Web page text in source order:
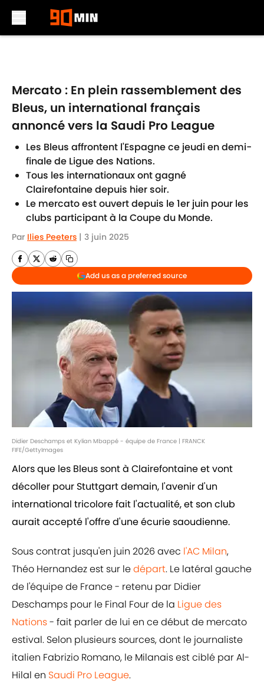
Mercato : En plein rassemblement des
Bleus, un international français
annoncé vers la Saudi Pro League
Les Bleus affrontent l'Espagne ce jeudi en demi-
finale de Ligue des Nations.
Tous les internationaux ont gagné
Clairefontaine depuis hier soir.
Le mercato est ouvert depuis le 1er juin pour les
clubs participant à la Coupe du Monde.
Par Ilies Peeters | 3 juin 2025
Add us as a preferred source
Didier Deschamps et Kylian Mbappé - équipe de France | FRANCK
FIFE/GettyImages
Alors que les Bleus sont à Clairefontaine et vont
décoller pour Stuttgart demain, l'avenir d'un
international tricolore fait l'actualité, et son club
aurait accepté l'offre d'une écurie saoudienne.
Sous contrat jusqu'en juin 2026 avec l'AC Milan,
Théo Hernandez est sur ledépart. Le latéral gauche
de l'équipe de France - retenu par Didier
Deschamps pour le Final Four de la Ligue des
Nations- fait parler de lui en ce début de mercato
estival. Selon plusieurs sources, dont le journaliste
italien Fabrizio Romano, le Milanais est ciblé par Al-
Hilal en Saudi Pro League.